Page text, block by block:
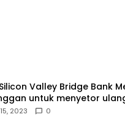
Valley Bridge Bank
untuk menyetor
2023 0